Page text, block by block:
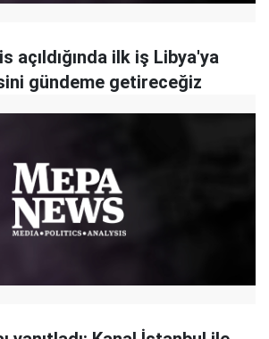
açıldığında ilk iş Libya'ya
gündeme getireceğiz